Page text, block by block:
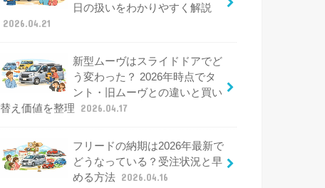
日の扱いをわかりやすく解説
2026.04.21
新型ムーヴはスライドドアでど
う変わった？ 2026年時点でタ
ント・旧ムーヴとの違いと買い
替え価値を整理
2026.04.17
フリードの納期は2026年最新で
どうなっている？受注状況と早
める方法 2026.04.16